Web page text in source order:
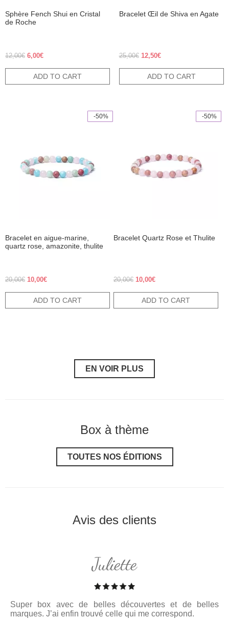
Sphère Fench Shui en Cristal
de Roche
12,00€ Original price was: 12,00€.
6,00€Current price is: 6,00€.
ADD TO CART
Bracelet Œil de Shiva en Agate
25,00€ Original price was: 25,00€.
12,50€Current price is:
ADD TO CART
-50%
Bracelet en aigue-marine,
quartz rose, amazonite, thulite
20,00€ Original price was: 20,00€.
10,00€Current price is: 10,00€.
ADD TO CART
-50%
Bracelet Quartz Rose et Thulite
20,00€ Original price was: 20,00€.
10,00€Current price is: 10,00€.
ADD TO CART
EN VOIR PLUS
Box à thème
TOUTES NOS ÉDITIONS
Avis des clients
Juliette
Super box avec de belles découvertes et de belles
marques. J’ai enfin trouvé celle qui me correspond.